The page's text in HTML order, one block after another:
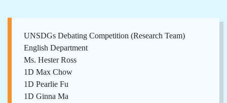
UNSDGs Debating Competition (Research Team)
English Department
Ms. Hester Ross
1D Max Chow
1D Pearlie Fu
1D Ginna Ma